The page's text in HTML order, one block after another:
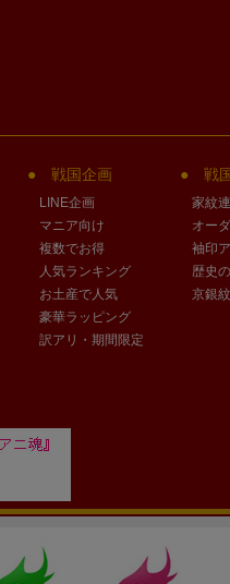
戦国企画
LINE企画
マニア向け
複数でお得
人気ランキング
お土産で人気
豪華ラッピング
訳アリ・期間限定
戦
家紋
オー
袖印
歴史
京銀